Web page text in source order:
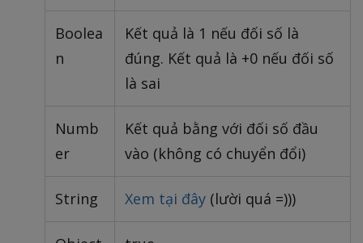
Boolea
n
Kết quả là 1 nếu đối số là
đúng. Kết quả là +0 nếu đối số
là sai
Numb
er
Kết quả bằng với đối số đầu
vào (không có chuyển đổi)
String Xem tại đây (lười quá =)))